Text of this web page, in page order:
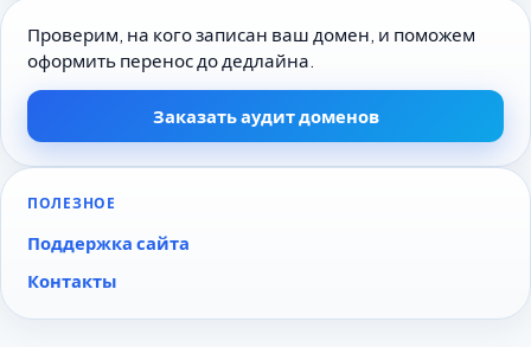
Проверим, на кого записан ваш домен, и поможем
оформить перенос до дедлайна.
Заказать аудит доменов
ПОЛЕЗНОЕ
Поддержка сайта
Контакты